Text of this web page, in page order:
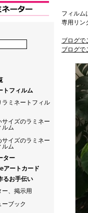
トフィルム
ラミネートフィル
サイズのラミネー
ルム
サイズのラミネー
ルム
ター
アートカード
るお手伝い
ー、掲示用
ーブック
フィルム
専用リン
ブログで
ブログで